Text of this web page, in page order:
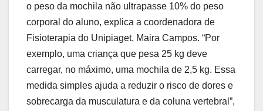
o peso da mochila não ultrapasse 10% do peso
corporal do aluno, explica a coordenadora de
Fisioterapia do Unipiaget, Maira Campos. “Por
exemplo, uma criança que pesa 25 kg deve
carregar, no máximo, uma mochila de 2,5 kg. Essa
medida simples ajuda a reduzir o risco de dores e
sobrecarga da musculatura e da coluna vertebral”,